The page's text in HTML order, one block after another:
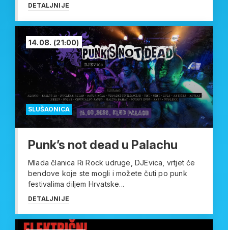
DETALJNIJE
SLUŠAONICA
14.08. (21:00)
Punk’s not dead u Palachu
Mlada članica Ri Rock udruge, DJEvica, vrtjet će
bendove koje ste mogli i možete čuti po punk
festivalima diljem Hrvatske...
DETALJNIJE